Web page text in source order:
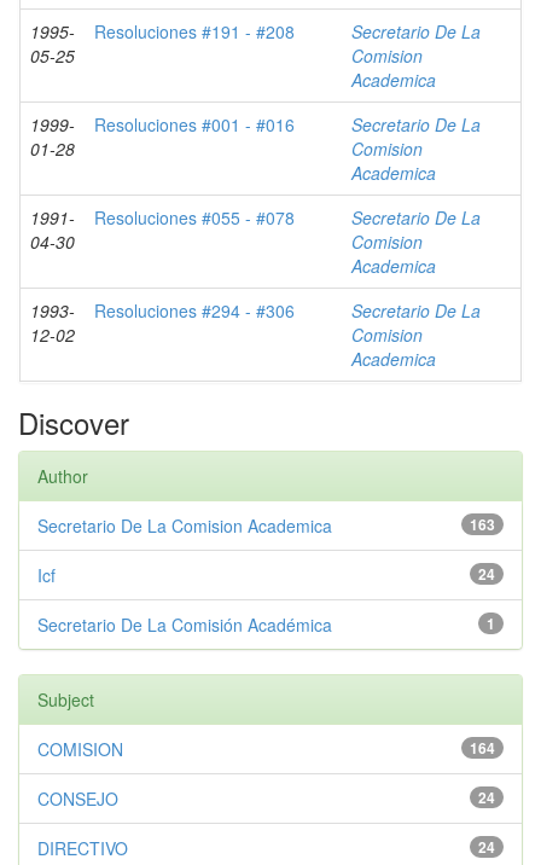
1995-
05-25
Resoluciones #191 - #208
Secretario De La
Comision
Academica
1999-
01-28
Resoluciones #001 - #016
Secretario De La
Comision
Academica
1991-
04-30
Resoluciones #055 - #078
Secretario De La
Comision
Academica
1993-
12-02
Resoluciones #294 - #306
Secretario De La
Comision
Academica
Discover
Author
163
Secretario De La Comision Academica
24
Icf
1
Secretario De La Comisión Académica
Subject
164
COMISION
24
CONSEJO
24
DIRECTIVO